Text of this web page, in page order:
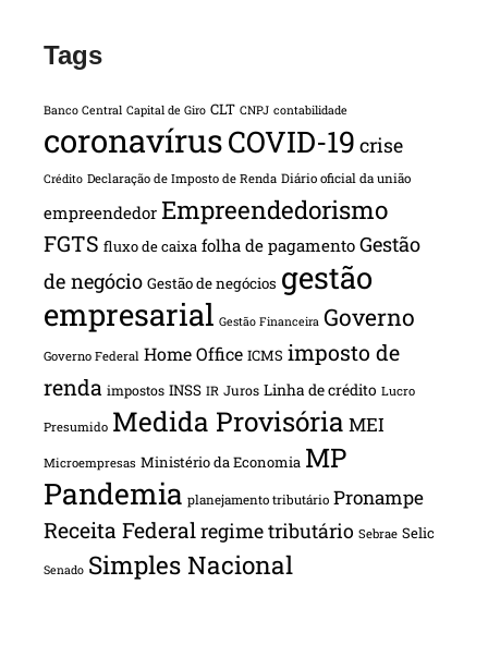
Tags
Banco Central Capital de Giro CLT CNPJ contabilidade
coronavírusCOVID-19 crise
Crédito Declaração de Imposto de Renda Diário oficial da união
empreendedor Empreendedorismo
FGTS fluxo de caixa folha de pagamento Gestão
de negócio Gestão de negócios gestão
empresarial Gestão Financeira Governo
Governo Federal Home Office ICMS imposto de
renda impostos INSS IR Juros Linha de crédito Lucro
Presumido Medida Provisória MEI
Microempresas Ministério da Economia MP
Pandemia planejamento tributário Pronampe
Receita Federalregime tributário Sebrae Selic
Senado Simples Nacional